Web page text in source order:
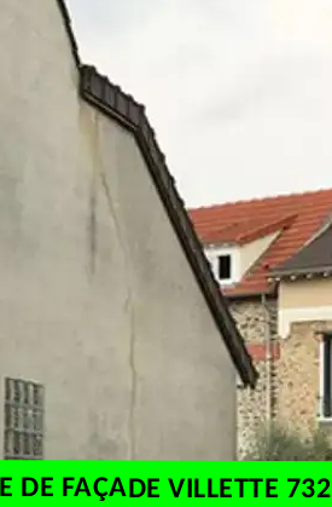
DE FAÇADE VILLETTE